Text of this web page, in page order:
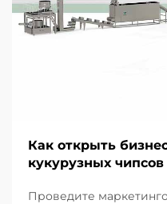
Как открыть
кукурузных чипсов
Проведите